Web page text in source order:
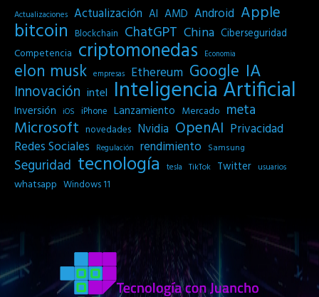
Actualizaciones Actualización AI AMD Android Apple
bitcoin Blockchain ChatGPT China Ciberseguridad
Competencia criptomonedas Economia
elon musk empresas Ethereum Google IA
Innovación intel Inteligencia Artificial
Inversión iOS iPhone Lanzamiento Mercado meta
Microsoft novedades Nvidia OpenAI Privacidad
Redes Sociales
Regulación rendimiento Samsung
Seguridad tecnología tesla TikTok Twitter usuarios
whatsapp Windows 11